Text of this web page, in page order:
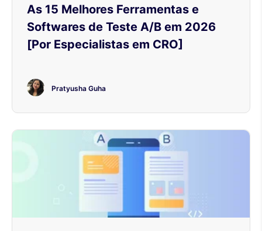
As 15 Melhores Ferramentas e
Softwares de Teste A/B em 2026
[Por Especialistas em CRO]
Pratyusha Guha